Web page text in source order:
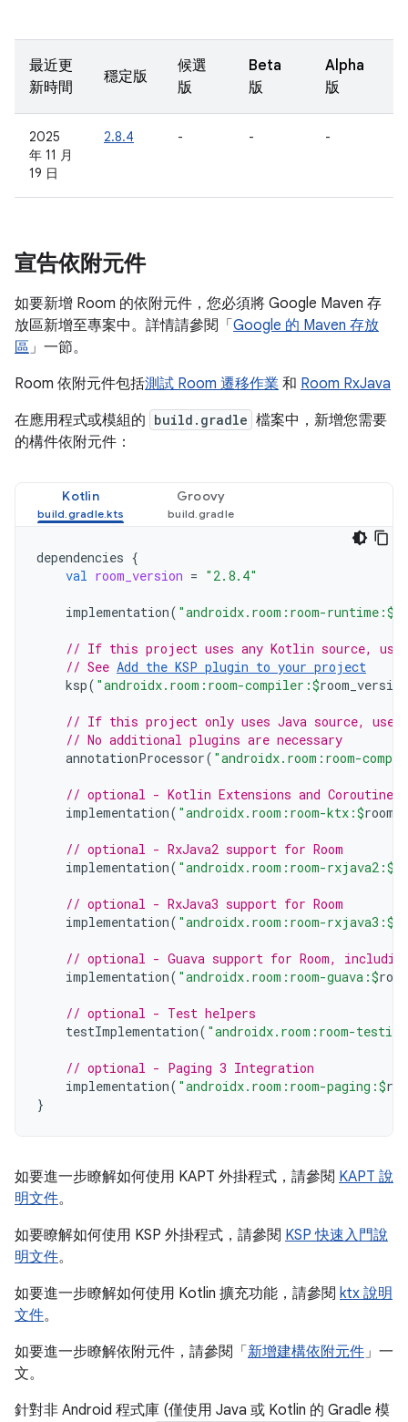
最近更
新時間
穩定版
候選
版
Beta
版
Alpha
版
2025
年 11 月
19 日
2.8.4 - - -
宣告依附元件
如要新增 Room 的依附元件，您必須將 Google Maven 存
放區新增至專案中。詳情請參閱「 Google 的 Maven 存放
區」一節。
Room 依附元件包括測試 Room 遷移作業 和 Room RxJava
在應用程式或模組的 build.gradle 檔案中，新增您需要
的構件依附元件：
Kotlin Groovy
dependencies {
val room_version = "2.8.4"
implementation( "androidx.room:room-runtime:$
// If this project uses any Kotlin source, use
// See Add the KSP plugin to your project
ksp( "androidx.room:room-compiler:$room_version
// If this project only uses Java source, use
// No additional plugins are necessary
annotationProcessor( "androidx.room:room-
// optional - Kotlin Extensions and Coroutines
implementation( "androidx.room:room-ktx:$
// optional - RxJava2 support for Room
implementation( "androidx.room:room-rxjava2:$
// optional - RxJava3 support for Room
implementation( "androidx.room:room-rxjava3:$
// optional - Guava support for Room,
implementation( "androidx.room:room-guava:$
// optional - Test helpers
testImplementation( "androidx.room:room-
// optional - Paging 3 Integration
implementation( "androidx.room:room-paging:$
}
如要進一步瞭解如何使用 KAPT 外掛程式，請參閱 KAPT 說
明文件。
如要瞭解如何使用 KSP 外掛程式，請參閱 KSP 快速入門說
明文件。
如要進一步瞭解如何使用 Kotlin 擴充功能，請參閱 ktx 說明
文件。
如要進一步瞭解依附元件，請參閱「 新增建構依附元件」一
文。
針對非 Android 程式庫 (僅使用 Java 或 Kotlin 的 Gradle 模